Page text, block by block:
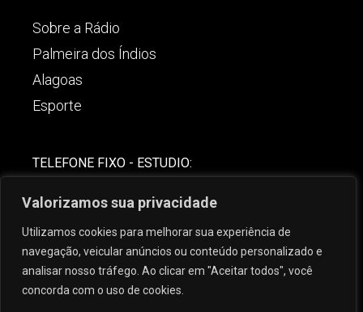
Valorizamos sua privacidade
Utilizamos cookies para melhorar sua experiência de
navegação, veicular anúncios ou conteúdo personalizado e
analisar nosso tráfego. Ao clicar em "Aceitar todos", você
concorda com o uso de cookies.
Sobre a Rádio
Palmeira dos Índios
Alagoas
Esporte
TELEFONE FIXO - ESTUDIO:
(82) 99621-8806